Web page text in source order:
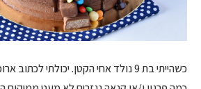
כשהייתי בת 9 נולד אחי הקטן. יכולתי